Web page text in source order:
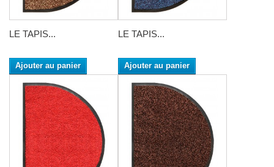
LE TAPIS...
Ajouter au panier
LE TAPIS...
Ajouter au panier